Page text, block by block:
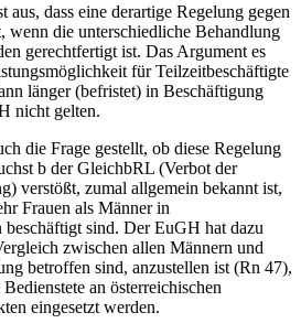
aus, dass eine derartige Regelung gegen
wenn die unterschiedliche Behandlung
gerechtfertigt ist. Das Argument es
für Teilzeitbeschäftigte
länger (befristet) in Beschäftigung
nicht gelten.
die Frage gestellt, ob diese Regelung
b der GleichbRL (Verbot der
verstößt, zumal allgemein bekannt ist,
Frauen als Männer in
beschäftigt sind. Der EuGH hat dazu
zwischen allen Männern und
betroffen sind, anzustellen ist (Rn 47),
an österreichischen
eingesetzt werden.